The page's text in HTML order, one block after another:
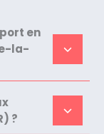
en
la-
?